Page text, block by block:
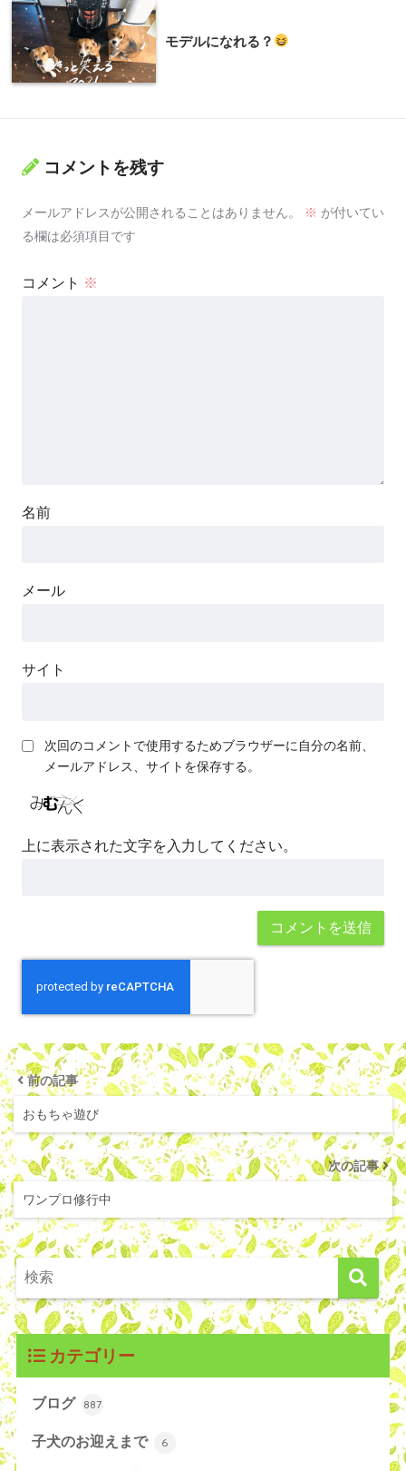
モデルになれる？
コメントを残す
メールアドレスが公開されることはありません。 ※ が付いてい
る欄は必須項目です
コメント ※
名前
メール
サイト
次回のコメントで使用するためブラウザーに自分の名前、
メールアドレス、サイトを保存する。
上に表示された文字を入力してください。
前の記事
おもちゃ遊び
次の記事
ワンプロ修行中
カテゴリー
ブログ 887
子犬のお迎えまで 6